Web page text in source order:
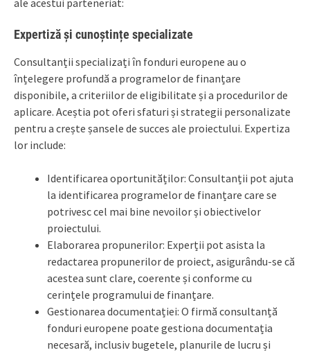
Expertiză și cunoștințe specializate
Consultanții specializați în fonduri europene au o
înțelegere profundă a programelor de finanțare
disponibile, a criteriilor de eligibilitate și a procedurilor de
aplicare. Aceștia pot oferi sfaturi și strategii personalizate
pentru a crește șansele de succes ale proiectului. Expertiza
lor include:
Identificarea oportunităților: Consultanții pot ajuta
la identificarea programelor de finanțare care se
potrivesc cel mai bine nevoilor și obiectivelor
proiectului.
Elaborarea propunerilor: Experții pot asista la
redactarea propunerilor de proiect, asigurându-se că
acestea sunt clare, coerente și conforme cu
cerințele programului de finanțare.
Gestionarea documentației: O firmă consultanță
fonduri europene poate gestiona documentația
necesară, inclusiv bugetele, planurile de lucru și